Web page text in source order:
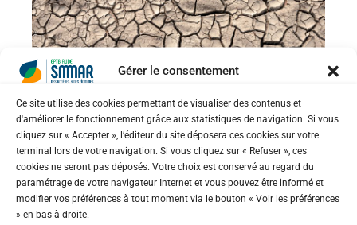
Gérer le consentement
Ce site utilise des cookies permettant de visualiser des contenus et
d'améliorer le fonctionnement grâce aux statistiques de navigation. Si vous
cliquez sur « Accepter », l’éditeur du site déposera ces cookies sur votre
terminal lors de votre navigation. Si vous cliquez sur « Refuser », ces
cookies ne seront pas déposés. Votre choix est conservé au regard du
paramétrage de votre navigateur Internet et vous pouvez être informé et
modifier vos préférences à tout moment via le bouton « Voir les préférences
» en bas à droite.
GESTION DE LA RESSOURCE EN EAU
La sécheresse sur le bassin
versant